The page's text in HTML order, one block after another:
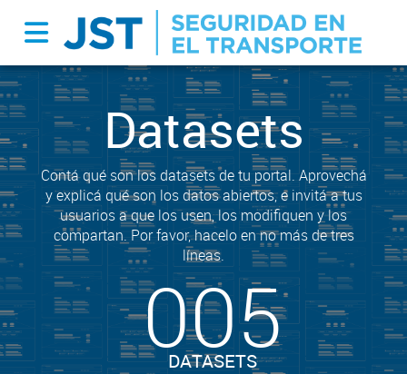
Datasets
Contá qué son los datasets de tu portal. Aprovechá
y explicá qué son los datos abiertos, e invitá a tus
usuarios a que los usen, los modifiquen y los
compartan. Por favor, hacelo en no más de tres
líneas.
005
DATASETS